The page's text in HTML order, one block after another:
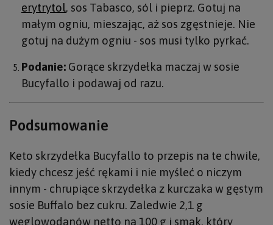
erytrytol, sos Tabasco, sól i pieprz. Gotuj na
małym ogniu, mieszając, aż sos zgęstnieje. Nie
gotuj na dużym ogniu - sos musi tylko pyrkać.
Podanie: Gorące skrzydełka maczaj w sosie
Bucyfallo i podawaj od razu.
Podsumowanie
Keto skrzydełka Bucyfallo to przepis na te chwile,
kiedy chcesz jeść rękami i nie myśleć o niczym
innym - chrupiące skrzydełka z kurczaka w gęstym
sosie Buffalo bez cukru. Zaledwie 2,1 g
węglowodanów netto na 100 g i smak, który